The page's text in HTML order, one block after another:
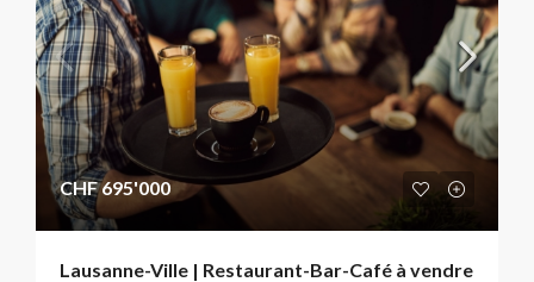
CHF 695'000
Lausanne-Ville | Restaurant-Bar-Café à vendre